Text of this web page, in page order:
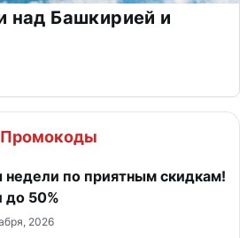
над Башкирией и
Промокоды
недели по приятным скидкам!
до 50%
2026